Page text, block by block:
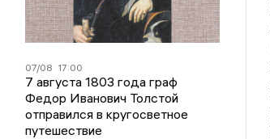
07/08 17:00
7 августа 1803 года граф
Федор Иванович Толстой
отправился в кругосветное
путешествие